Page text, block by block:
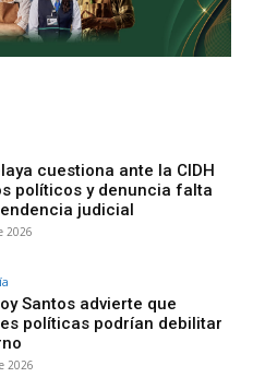
cuestiona ante la CIDH
políticos y denuncia falta
judicial
2026
Santos advierte que
políticas podrían debilitar
2026